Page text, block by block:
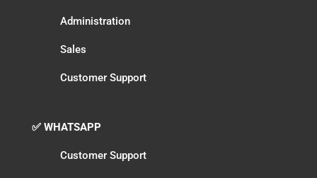
Administration
Sales
Customer Support
✅ WHATSAPP
Customer Support